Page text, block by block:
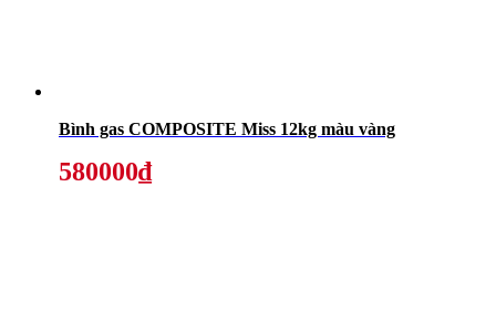
Bình gas COMPOSITE Miss 12kg màu vàng
580000₫